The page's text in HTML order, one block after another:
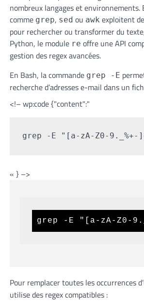
nombreux langages et environnements.
comme grep, sed ou awk exploitent
pour rechercher ou transformer du
Python, le module re offre une API
gestion des regex avancées.
En Bash, la commande grep -E
recherche d’adresses e-mail dans un
<!– wp:code {"content":"
grep -E "[a-zA-Z0-
« } –>
grep -E "[a-zA-Z0-
Pour remplacer toutes les occurrences
utilise des regex compatibles :